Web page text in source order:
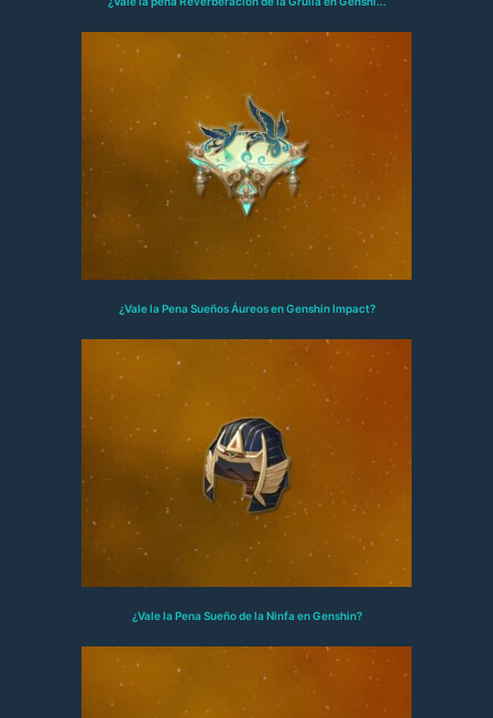
¿Vale la Pena Sueños Áureos en Genshin Impact?
¿Vale la Pena Sueño de la Ninfa en Genshin?